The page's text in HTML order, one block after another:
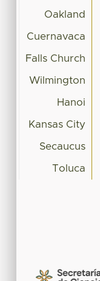
Oakland
Cuernavaca
Falls Church
Wilmington
Hanoi
Kansas City
Secaucus
Toluca